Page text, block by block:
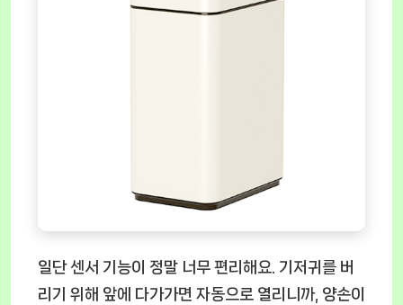
일단 센서 기능이 정말 너무 편리해요. 기저귀를 버
리기 위해 앞에 다가가면 자동으로 열리니까, 양손이